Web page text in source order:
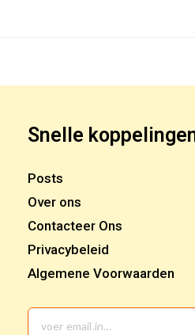
Snelle
Posts
Over ons
Contacteer Ons
Privacybeleid
Algemene Voorwaarden